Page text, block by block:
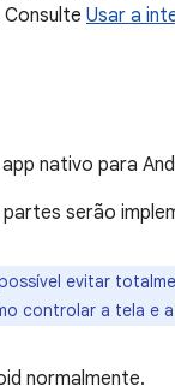
Consulte Usar a
nativo para
serão
evitar
controlar a tela e a
normalmente.